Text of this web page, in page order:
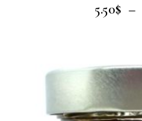
5.50$ –